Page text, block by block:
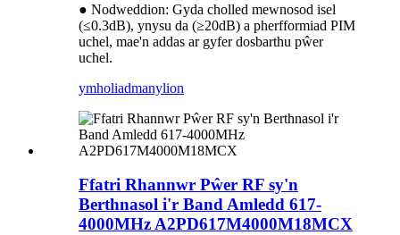
● Nodweddion: Gyda cholled mewnosod isel
(≤0.3dB), ynysu da (≥20dB) a pherfformiad PIM
uchel, mae'n addas ar gyfer dosbarthu pŵer
uchel.
ymholiadmanylion
Ffatri Rhannwr Pŵer RF sy'n
Berthnasol i'r Band Amledd 617-
4000MHz A2PD617M4000M18MCX